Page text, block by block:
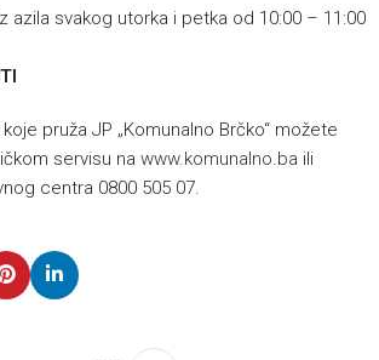
azila svakog utorka i petka od 10:00 – 11:00
koje pruža JP „Komunalno Brčko“ možete
servisu na www.komunalno.ba ili
centra 0800 505 07.